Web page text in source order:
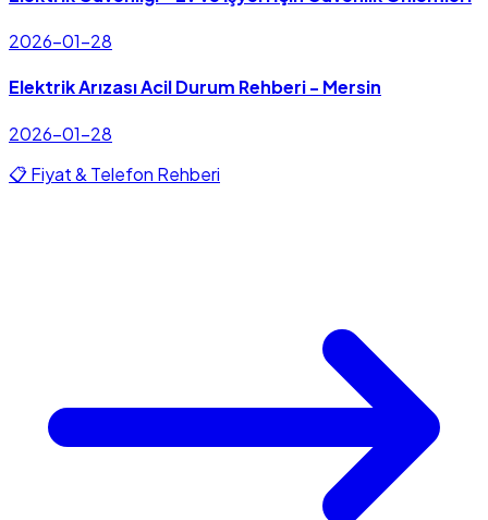
2026-01-28
Elektrik Arızası Acil Durum Rehberi - Mersin
2026-01-28
📋 Fiyat & Telefon Rehberi